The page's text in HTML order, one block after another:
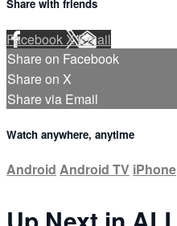
Share with friends
Facebook XEmail
Share on Facebook
Share on X
Share via Email
Watch anywhere, anytime
Android Android TV iPhone